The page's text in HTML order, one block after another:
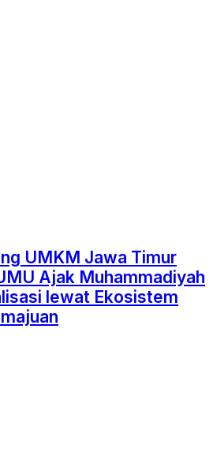
UMKM Jawa Timur
Ajak Muhammadiyah
lewat Ekosistem